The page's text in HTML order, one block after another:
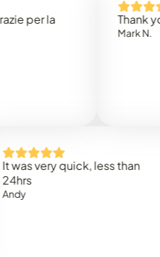
la
Thank you
Mark N.
very quick, less than